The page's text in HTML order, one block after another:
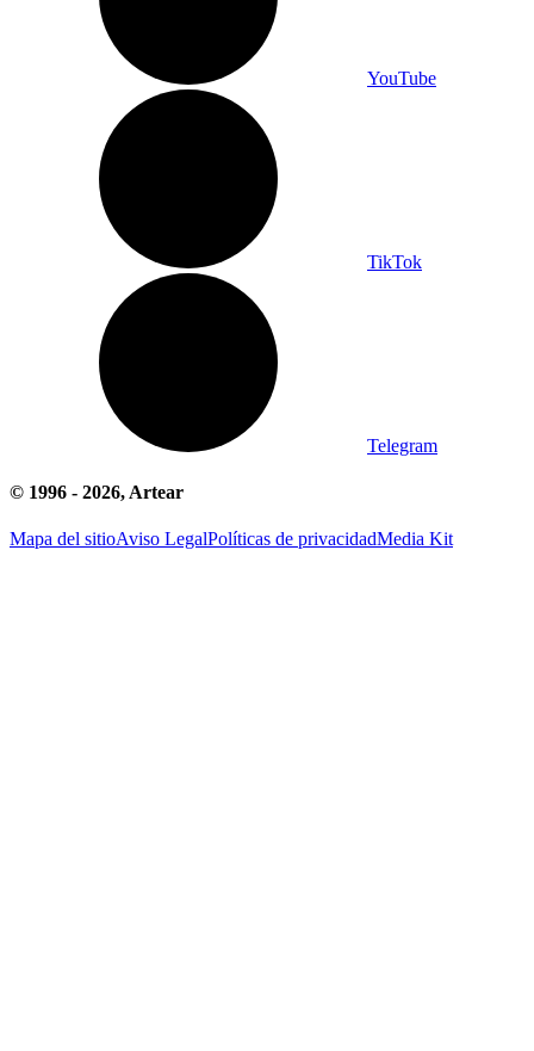
YouTube
TikTok
Telegram
© 1996 - 2026, Artear
Mapa del sitioAviso LegalPolíticas de privacidadMedia Kit